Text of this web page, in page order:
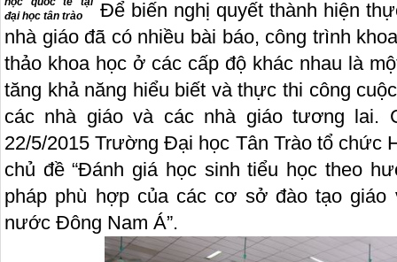
đại học tân trào
Để biến nghị quyết thành hiện
nhà giáo đã có nhiều bài báo, công trình
thảo khoa học ở các cấp độ khác nhau là
tăng khả năng hiểu biết và thực thi công
các nhà giáo và các nhà giáo tương lai.
22/5/2015 Trường Đại học Tân Trào tổ chức
chủ đề “Đánh giá học sinh tiểu học theo
pháp phù hợp của các cơ sở đào tạo
nước Đông Nam Á”.